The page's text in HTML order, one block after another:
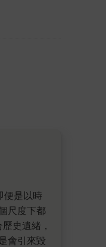
尺度下都
史遺緒，
會引來毀